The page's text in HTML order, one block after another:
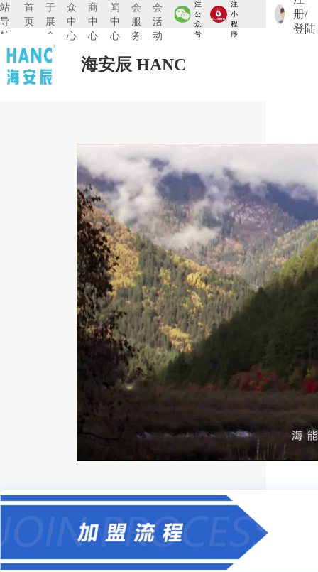
站
导
航:
首
页
于
展
会
众
中
心
商
中
心
闻
中
心
会
服
务
会
活
动
注
公
众
号
注
小
程
序
册/
登陆
海安辰 HANC